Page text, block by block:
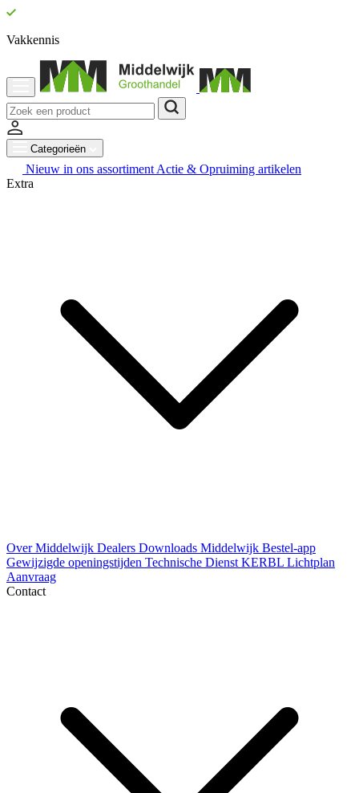
Vakkennis
Categorieën
Nieuw in ons assortiment Actie & Opruiming artikelen
Extra
Over Middelwijk Dealers Downloads Middelwijk Bestel-app
Gewijzigde openingstijden Technische Dienst KERBL Lichtplan
Aanvraag
Contact